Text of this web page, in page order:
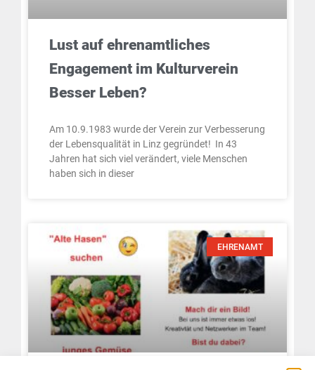
Lust auf ehrenamtliches
Engagement im Kulturverein
Besser Leben?
Am 10.9.1983 wurde der Verein zur Verbesserung
der Lebensqualität in Linz gegründet! In 43
Jahren hat sich viel verändert, viele Menschen
haben sich in dieser
EHRENAMT